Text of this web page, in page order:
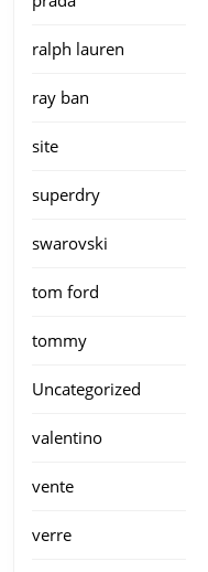
ralph lauren
ray ban
site
superdry
swarovski
tom ford
tommy
Uncategorized
valentino
vente
verre